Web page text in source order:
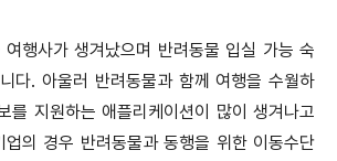
행사가 생겨났으며 반려동물 입실 가능 숙
니다.아울러 반려동물과 함께 여행을 수월하
를 지원하는 애플리케이션이 많이 생겨나고
의 경우 반려동물과 동행을 위한 이동수단